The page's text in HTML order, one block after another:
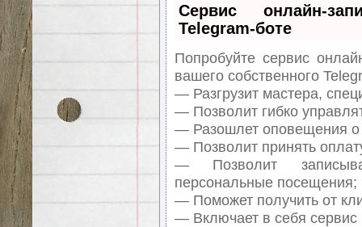
Сервис онлайн-
Telegram-боте
Попробуйте сервис
вашего собственного
— Разгрузит мастера,
— Позволит гибко
— Разошлет оповещения о
— Позволит принять
— Позволит
персональные посещения;
— Поможет получить от
— Включает в себя сервис